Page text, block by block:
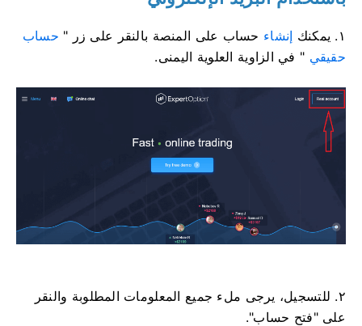
١. يمكنك إنشاء حساب على المنصة بالنقر على زر " حساب
حقيقي " في الزاوية العلوية اليمنى.
٢. للتسجيل، يرجى ملء جميع المعلومات المطلوبة والنقر
على "فتح حساب".